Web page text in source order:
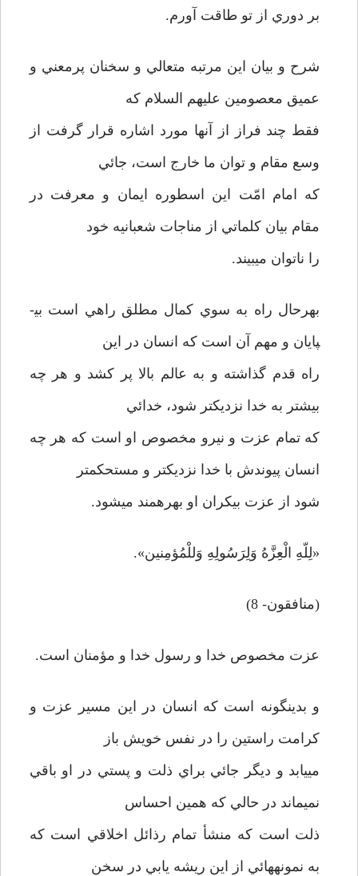
بر دوري از تو طاقت آورم.
شرح و بيان اين مرتبه متعالي و سخنان پرمعني و
عميق معصومين عليهم السلام كه
فقط چند فراز از آنها مورد اشاره قرار گرفت از
وسع مقام و توان ما خارج است، جائي
كه امام امّت اين اسطوره ايمان و معرفت در
مقام بيان كلماتي از مناجات شعبانيه خود
را ناتوان مي­بيند.
بهرحال راه به سوي كمال مطلق راهي است بي­
پايان و مهم آن است كه انسان در اين
راه قدم گذاشته و به عالم بالا پر كشد و هر چه
بيشتر به خدا نزديك­تر شود، خدائي
كه تمام عزت و نيرو مخصوص او است كه هر چه
انسان پيوندش با خدا نزديكتر و مستحكم­تر
شود از عزت بي­كران او بهره­مند مي­شود.
«لِلّهِ الْعِزَّهُ وَلِرَسُولِهِ وَللْمُؤمِنين».
(منافقون- 8)
عزت مخصوص خدا و رسول خدا و مؤمنان است.
و بدينگونه است كه انسان در اين مسير عزت و
كرامت راستين را در نفس خويش باز
مي­يابد و ديگر جائي براي ذلت و پستي در او باقي
نمي­ماند در حالي كه همين احساس
ذلت است كه منشأ تمام رذائل اخلاقي است كه
به نمونه­هائي از اين ريشه يابي در سخن